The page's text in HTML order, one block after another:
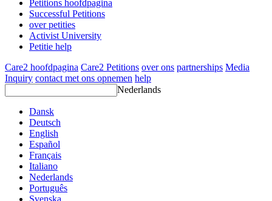
Petitions hoofdpagina
Successful Petitions
over petities
Activist University
Petitie help
Care2 hoofdpagina Care2 Petitions over ons partnerships Media
Inquiry contact met ons opnemen help
Nederlands
Dansk
Deutsch
English
Español
Français
Italiano
Nederlands
Português